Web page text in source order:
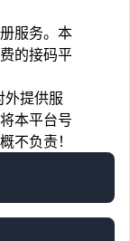
服务。本
的接码平
外提供服
本平台号
不负责！